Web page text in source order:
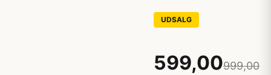
UDSALG
599,00999,00